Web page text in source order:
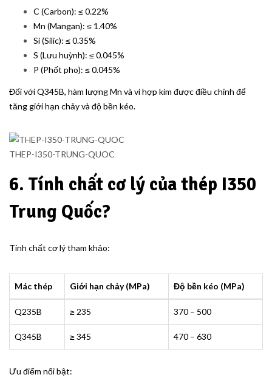
C (Carbon): ≤ 0.22%
Mn (Mangan): ≤ 1.40%
Si (Silic): ≤ 0.35%
S (Lưu huỳnh): ≤ 0.045%
P (Phốt pho): ≤ 0.045%
Đối với Q345B, hàm lượng Mn và vi hợp kim được điều chỉnh để
tăng giới hạn chảy và độ bền kéo.
THEP-I350-TRUNG-QUOC
6. Tính chất cơ lý của thép I350
Trung Quốc?
Tính chất cơ lý tham khảo:
Mác thép Giới hạn chảy (MPa) Độ bền kéo (MPa)
Q235B ≥ 235 370 – 500
Q345B ≥ 345 470 – 630
Ưu điểm nổi bật: